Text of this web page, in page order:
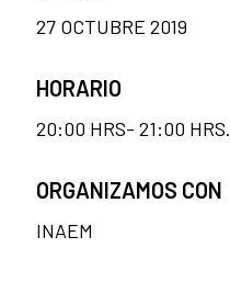
27 OCTUBRE 2019
HORARIO
20:00 HRS- 21:00 HRS.
ORGANIZAMOS CON
INAEM